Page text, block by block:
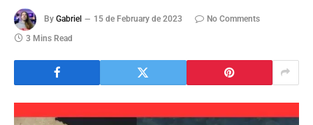
By Gabriel 15 de February de 2023
No Comments
3 Mins Read